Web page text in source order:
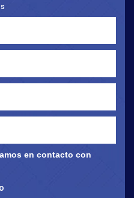
en contacto con